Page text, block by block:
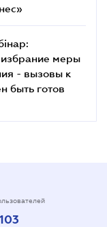
меры
- вызовы к
быть готов